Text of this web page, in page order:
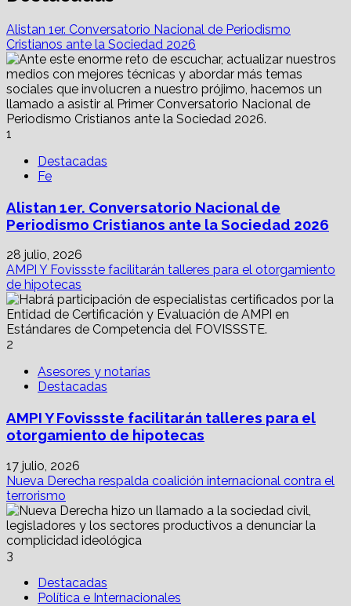
Fibra
inicia
nueva
etapa
con
BIVA
Alistan 1er. Conversatorio Nacional de Periodismo
Cristianos ante la Sociedad 2026
1
Destacadas
Fe
Alistan 1er. Conversatorio Nacional de
Periodismo Cristianos ante la Sociedad 2026
28 julio, 2026
AMPI Y Fovissste facilitarán talleres para el otorgamiento
de hipotecas
2
Asesores y notarías
Destacadas
AMPI Y Fovissste facilitarán talleres para el
otorgamiento de hipotecas
17 julio, 2026
Nueva Derecha respalda coalición internacional contra el
terrorismo
3
Destacadas
Política e Internacionales